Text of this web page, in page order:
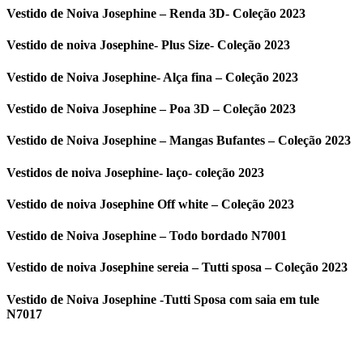
Vestido de Noiva Josephine – Renda 3D- Coleção 2023
Vestido de noiva Josephine- Plus Size- Coleção 2023
Vestido de Noiva Josephine- Alça fina – Coleção 2023
Vestido de Noiva Josephine – Poa 3D – Coleção 2023
Vestido de Noiva Josephine – Mangas Bufantes – Coleção 2023
Vestidos de noiva Josephine- laço- coleção 2023
Vestido de noiva Josephine Off white – Coleção 2023
Vestido de Noiva Josephine – Todo bordado N7001
Vestido de noiva Josephine sereia – Tutti sposa – Coleção 2023
Vestido de Noiva Josephine -Tutti Sposa com saia em tule
N7017